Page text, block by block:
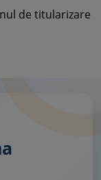
de titularizare